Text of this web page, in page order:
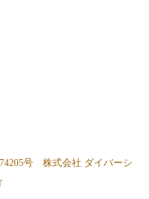
号 株式会社 ダイバーシ